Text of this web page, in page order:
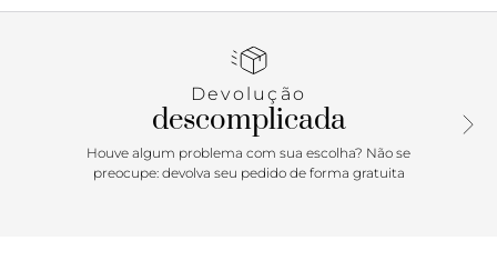
do nome da marca. Traz alças de mão presas por metais
um deles. Com fecho superior em zíper e puxador em tira.
Devolução
descomplicada
Houve algum problema com sua escolha? Não se
preocupe: devolva seu pedido de forma gratuita